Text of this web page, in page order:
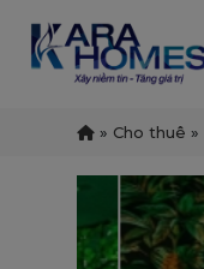
» Cho thuê »